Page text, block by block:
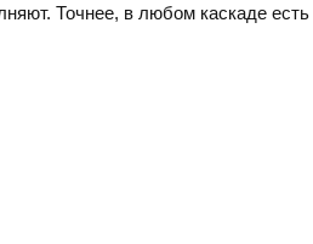
Точнее, в любом каскаде есть